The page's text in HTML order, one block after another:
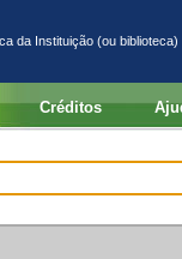
da Instituição (ou biblioteca)
Créditos